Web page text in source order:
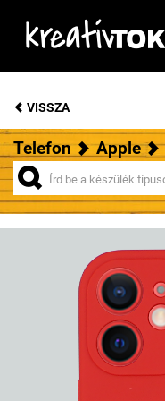
VISSZA
Telefon Apple